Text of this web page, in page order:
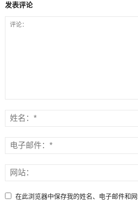
发表评论
在此浏览器中保存我的姓名、电子邮件和